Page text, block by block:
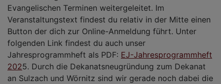
Evangelischen Terminen weitergeleitet. Im
Veranstaltungstext findest du relativ in der Mitte einen
Button der dich zur Online-Anmeldung führt. Unter
folgenden Link findest du auch unser
Jahresprogrammheft als PDF: EJ-Jahresprogrammheft
2025. Durch die Dekanatsneugründung zum Dekanat
an Sulzach und Wörnitz sind wir gerade noch dabei die